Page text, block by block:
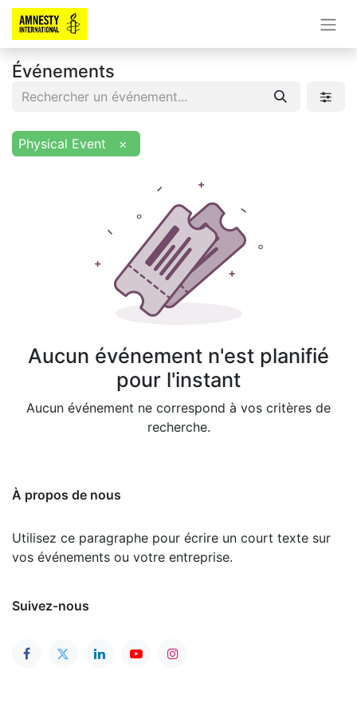
Événements
Physical Event ×
Aucun événement n'est planifié
pour l'instant
Aucun événement ne correspond à vos critères de
recherche.
À propos de nous
Utilisez ce paragraphe pour écrire un court texte sur
vos événements ou votre entreprise.
Suivez-nous